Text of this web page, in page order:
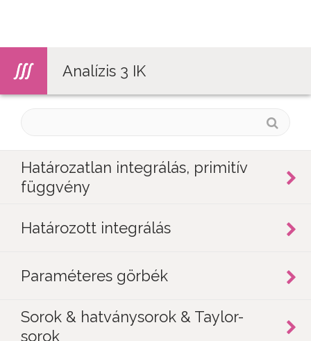
Analízis 3 IK
Határozatlan integrálás, primitív
függvény
Határozott integrálás
Paraméteres görbék
Sorok & hatványsorok & Taylor-
sorok